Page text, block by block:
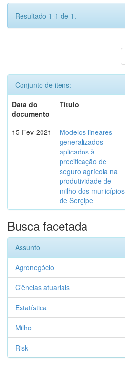
Resultado 1-1 de 1.
Conjunto de itens:
Data do
documento
Título
15-Fev-2021
Modelos lineares
generalizados
aplicados à
precificação de
seguro agrícola na
produtividade de
milho dos municípios
de Sergipe
Busca facetada
Assunto
Agronegócio
Ciências atuariais
Estatística
Milho
Risk